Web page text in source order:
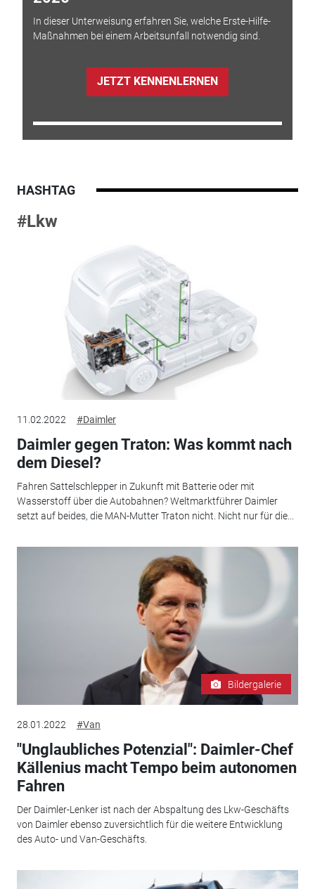
In dieser Unterweisung erfahren Sie, welche Erste-Hilfe-
Maßnahmen bei einem Arbeitsunfall notwendig sind.
JETZT KENNENLERNEN
HASHTAG
#Lkw
11.02.2022 #Daimler
Daimler gegen Traton: Was kommt nach
dem Diesel?
Fahren Sattelschlepper in Zukunft mit Batterie oder mit
Wasserstoff über die Autobahnen? Weltmarktführer Daimler
setzt auf beides, die MAN-Mutter Traton nicht. Nicht nur für die...
Bildergalerie
28.01.2022 #Van
"Unglaubliches Potenzial": Daimler-Chef
Källenius macht Tempo beim autonomen
Fahren
Der Daimler-Lenker ist nach der Abspaltung des Lkw-Geschäfts
von Daimler ebenso zuversichtlich für die weitere Entwicklung
des Auto- und Van-Geschäfts.